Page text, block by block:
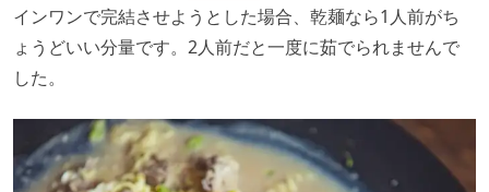
インワンで完結させようとした場合、乾麺なら1人前がち
ょうどいい分量です。2人前だと一度に茹でられませんで
した。